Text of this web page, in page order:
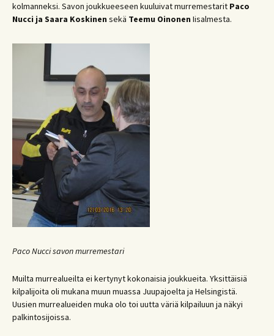
kolmanneksi. Savon joukkueeseen kuuluivat murremestarit Paco
Nucci ja Saara Koskinen sekä Teemu Oinonen Iisalmesta.
Paco Nucci savon murremestari
Muilta murrealueilta ei kertynyt kokonaisia joukkueita. Yksittäisiä
kilpalijoita oli mukana muun muassa Juupajoelta ja Helsingistä.
Uusien murrealueiden muka olo toi uutta väriä kilpailuun ja näkyi
palkintosijoissa.